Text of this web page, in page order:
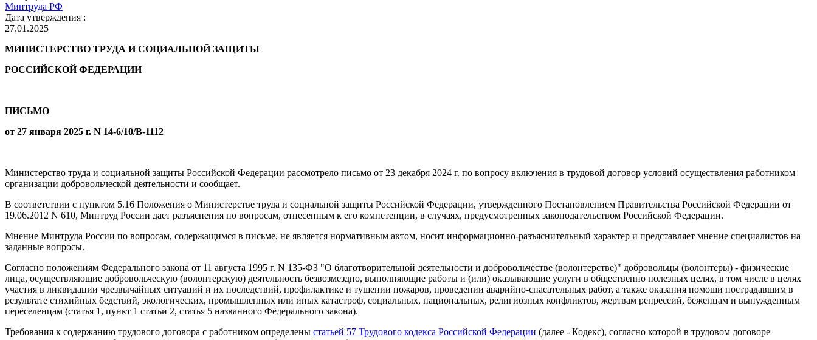
Минтруда РФ
Дата утверждения :
27.01.2025
МИНИСТЕРСТВО ТРУДА И СОЦИАЛЬНОЙ ЗАЩИТЫ
РОССИЙСКОЙ ФЕДЕРАЦИИ
ПИСЬМО
от 27 января 2025 г. N 14-6/10/В-1112
Министерство труда и социальной защиты Российской Федерации рассмотрело письмо от 23 декабря 2024 г. по вопросу включения в трудовой договор условий осуществления работником
организации добровольческой деятельности и сообщает.
В соответствии с пунктом 5.16 Положения о Министерстве труда и социальной защиты Российской Федерации, утвержденного Постановлением Правительства Российской Федерации от
19.06.2012 N 610, Минтруд России дает разъяснения по вопросам, отнесенным к его компетенции, в случаях, предусмотренных законодательством Российской Федерации.
Мнение Минтруда России по вопросам, содержащимся в письме, не является нормативным актом, носит информационно-разъяснительный характер и представляет мнение специалистов на
заданные вопросы.
Согласно положениям Федерального закона от 11 августа 1995 г. N 135-ФЗ "О благотворительной деятельности и добровольчестве (волонтерстве)" добровольцы (волонтеры) - физические
лица, осуществляющие добровольческую (волонтерскую) деятельность безвозмездно, выполняющие работы и (или) оказывающие услуги в общественно полезных целях, в том числе в целях
участия в ликвидации чрезвычайных ситуаций и их последствий, профилактике и тушении пожаров, проведении аварийно-спасательных работ, а также оказания помощи пострадавшим в
результате стихийных бедствий, экологических, промышленных или иных катастроф, социальных, национальных, религиозных конфликтов, жертвам репрессий, беженцам и вынужденным
переселенцам (статья 1, пункт 1 статьи 2, статья 5 названного Федерального закона).
Требования к содержанию трудового договора с работником определены статьей 57 Трудового кодекса Российской Федерации (далее - Кодекс), согласно которой в трудовом договоре